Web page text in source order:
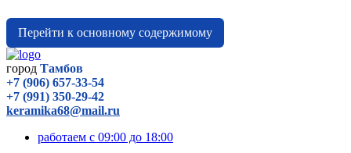
Перейти к основному содержимому
город Тамбов
+7 (906) 657-33-54
+7 (991) 350-29-42
keramika68@mail.ru
работаем с 09:00 до 18:00